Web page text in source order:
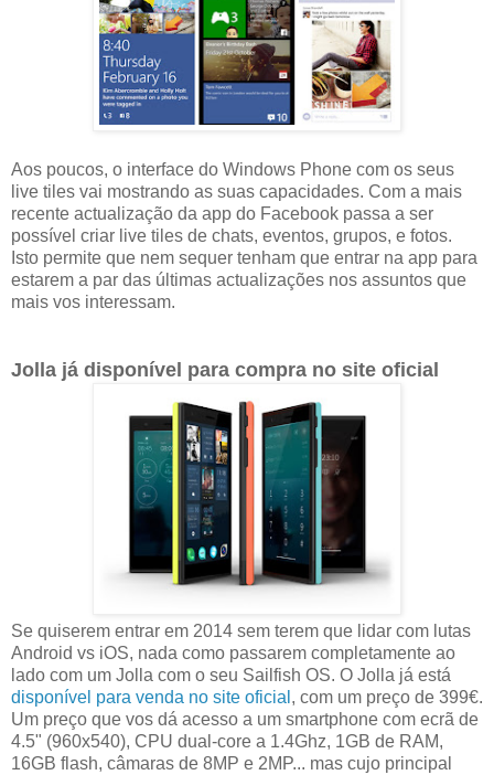
Aos poucos, o interface do Windows Phone com os seus
live tiles vai mostrando as suas capacidades. Com a mais
recente actualização da app do Facebook passa a ser
possível criar live tiles de chats, eventos, grupos, e fotos.
Isto permite que nem sequer tenham que entrar na app para
estarem a par das últimas actualizações nos assuntos que
mais vos interessam.
Jolla já disponível para compra no site oficial
Se quiserem entrar em 2014 sem terem que lidar com lutas
Android vs iOS, nada como passarem completamente ao
lado com um Jolla com o seu Sailfish OS. O Jolla já está
disponível para venda no site oficial , com um preço de 399€.
Um preço que vos dá acesso a um smartphone com ecrã de
4.5" (960x540), CPU dual-core a 1.4Ghz, 1GB de RAM,
16GB flash, câmaras de 8MP e 2MP... mas cujo principal